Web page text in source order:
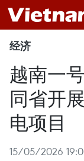
经济
越南一
同省开
电项目
15/05/2026